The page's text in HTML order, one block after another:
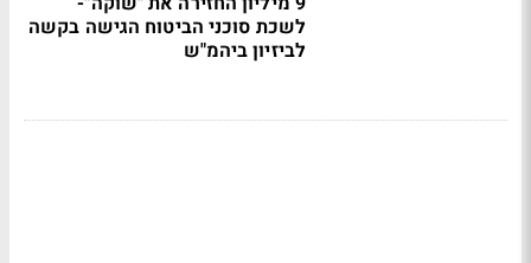
לשכת סוכני הביטוח הגישה בקשה
לביזיון ביהמ"ש